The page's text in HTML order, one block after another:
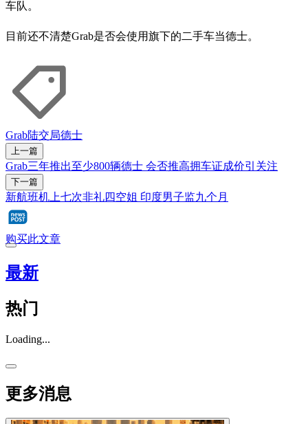
车队。
目前还不清楚Grab是否会使用旗下的二手车当德士。
Grab陆交局德士
上一篇
Grab三年推出至少800辆德士 会否推高拥车证成价引关注
下一篇
新航班机上七次非礼四空姐 印度男子监九个月
购买此文章
最新
热门
Loading...
更多消息